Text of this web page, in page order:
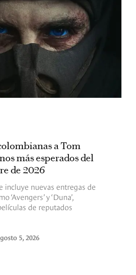
a Tom
más esperados del
de 2026
incluye nuevas entregas de
‘Avengers’ y ‘Duna’,
de reputados
5, 2026